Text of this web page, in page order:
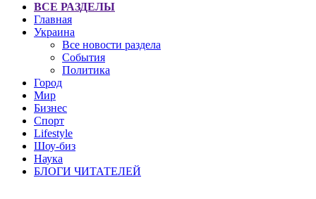
ВСЕ РАЗДЕЛЫ
Главная
Украина
Все новости раздела
События
Политика
Город
Мир
Бизнес
Спорт
Lifestyle
Шоу-биз
Наука
БЛОГИ ЧИТАТЕЛЕЙ